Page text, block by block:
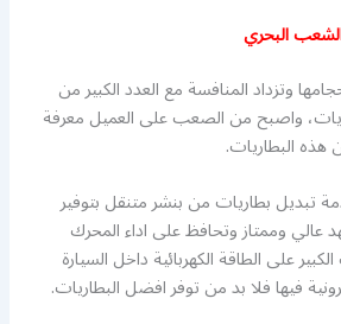
البحري
وتزداد المنافسة مع العدد الكبير من
واصبح من الصعب على العميل معرفة
هذه البطاريات.
تبديل بطاريات من بنشر متنقل بتوفير
عالي وممتاز وتحافظ على اداء المحرك
على الطاقة الكهربائية داخل السيارة
فيها فلا بد من توفر افضل البطاريات.